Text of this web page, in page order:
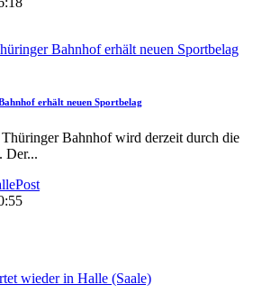
erhält neuen Sportbelag
Bahnhof wird derzeit durch die
Der...